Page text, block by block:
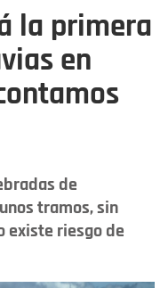
la primera
en
de
tramos, sin
existe riesgo de